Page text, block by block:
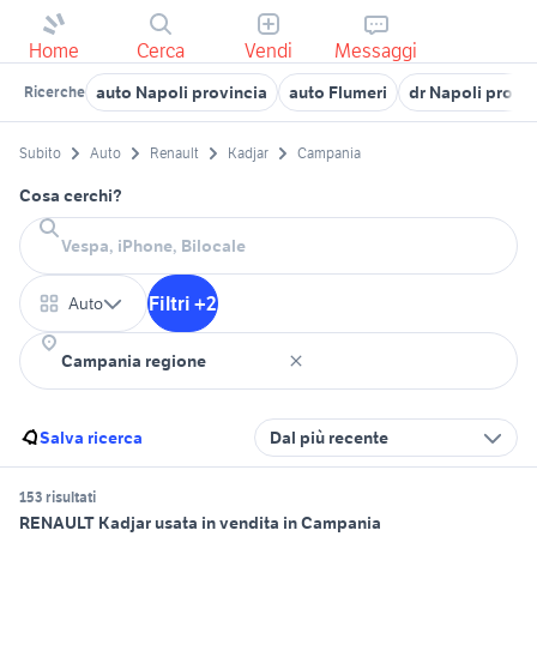
Home Cerca Vendi Messaggi
Ricerche auto Napoli provincia auto Flumeri dr Napoli
Subito Auto Renault Kadjar Campania
Cosa cerchi?
Auto Filtri +2
Salva ricerca Dal più recente
153 risultati
RENAULT Kadjar usata in vendita in Campania